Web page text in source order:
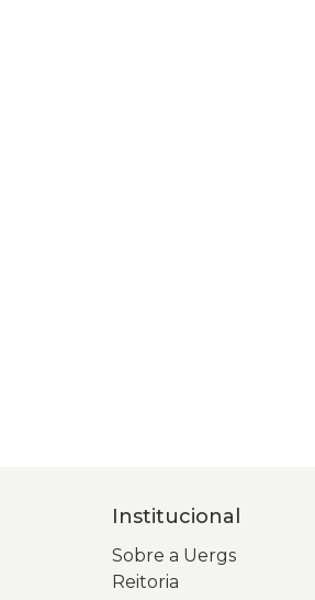
Institucional
Sobre a Uergs
Reitoria